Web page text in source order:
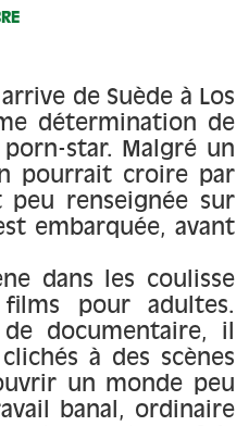
de Suède à Los
détermination de
star. Malgré un
pourrait croire par
peu renseignée sur
embarquée, avant
dans les coulisse
pour adultes.
documentaire, il
à des scènes
un monde peu
banal, ordinaire